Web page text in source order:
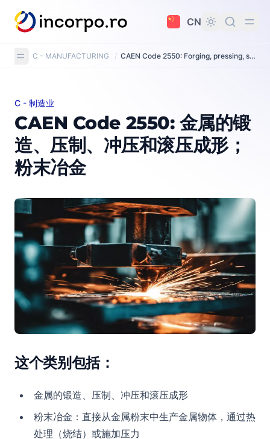
要内容
CN
C - MANUFACTURING / CAEN Code 2550: Forging, pressing, stamping and roll-forming of metal; powder metallurgy
CAEN Code 2550: 金属的锻造、压制、冲压和滚压成形；
C - 制造业
CAEN Code 2550: 金属的锻
造、压制、冲压和滚压成形；
粉末冶金
这个类别包括：
金属的锻造、压制、冲压和滚压成形
粉末冶金：直接从金属粉末中生产金属物体，通过热
处理（烧结）或施加压力